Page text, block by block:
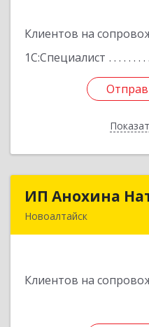
Клиентов на
1С:Специалист
ИП Анохина
Новоалтайск
Клиентов на
ИП Анохина